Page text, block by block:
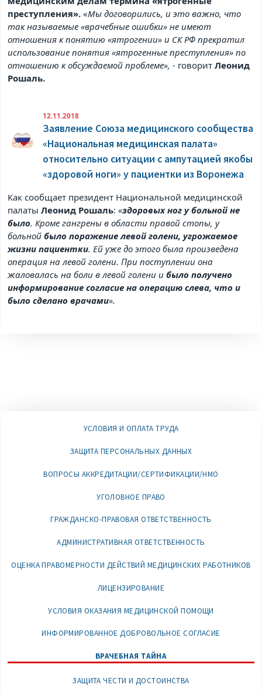
преступления». «Мы договорились, и это важно, что
так называемые «врачебные ошибки» не имеют
отношения к понятию «ятрогении» и СК РФ прекратил
использование понятия «ятрогенные преступления» по
отношению к обсуждаемой проблеме»,- говоритЛеонид
Рошаль.
12.11.2018
Заявление Союза медицинского сообщества
«Национальная медицинская палата»
относительно ситуации с ампутацией якобы
«здоровой ноги» у пациентки из Воронежа
Как сообщает президент Национальной медицинской
палатыЛеонид Рошаль:«здоровых ног у больной не
было. Кроме гангрены в области правой стопы, у
больнойбыло поражение левой голени, угрожаемое
жизни пациентки. Ей уже до этого была произведена
операция на левой голени. При поступлении она
жаловалась на боли в левой голени ибыло получено
информирование согласие на операцию слева, что и
было сделано врачами».
УСЛОВИЯ И ОПЛАТА ТРУДА
ЗАЩИТА ПЕРСОНАЛЬНЫХ ДАННЫХ
ВОПРОСЫ АККРЕДИТАЦИИ/СЕРТИФИКАЦИИ/НМО
УГОЛОВНОЕ ПРАВО
ГРАЖДАНСКО-ПРАВОВАЯ ОТВЕТСТВЕННОСТЬ
АДМИНИСТРАТИВНАЯ ОТВЕТСТВЕННОСТЬ
ОЦЕНКА ПРАВОМЕРНОСТИ ДЕЙСТВИЙ МЕДИЦИНСКИХ РАБОТНИКОВ
ЛИЦЕНЗИРОВАНИЕ
УСЛОВИЯ ОКАЗАНИЯ МЕДИЦИНСКОЙ ПОМОЩИ
ИНФОРМИРОВАННОЕ ДОБРОВОЛЬНОЕ СОГЛАСИЕ
ВРАЧЕБНАЯ ТАЙНА
ЗАЩИТА ЧЕСТИ И ДОСТОИНСТВА